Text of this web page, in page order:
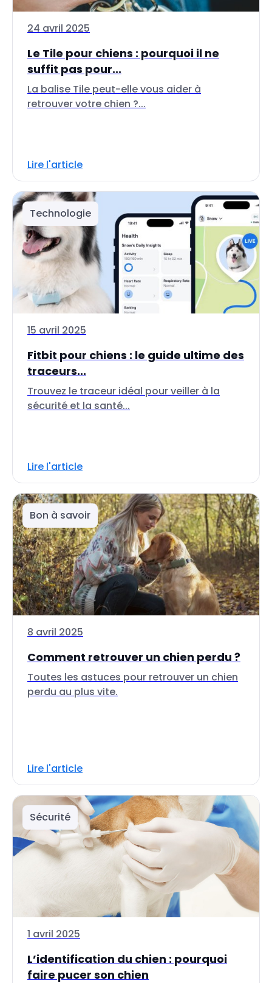
24 avril 2025
Le Tile pour chiens : pourquoi il ne
suffit pas pour...
La balise Tile peut-elle vous aider à
retrouver votre chien ?...
Lire l'article
Technologie
15 avril 2025
Fitbit pour chiens : le guide ultime des
traceurs...
Trouvez le traceur idéal pour veiller à la
sécurité et la santé...
Lire l'article
Bon à savoir
8 avril 2025
Comment retrouver un chien perdu ?
Toutes les astuces pour retrouver un chien
perdu au plus vite.
Lire l'article
Sécurité
1 avril 2025
L’identification du chien : pourquoi
faire pucer son chien